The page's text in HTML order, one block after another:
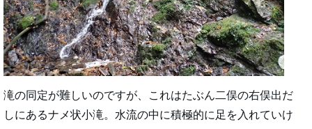
滝の同定が難しいのですが、これはたぶん二俣の右俣出だ
しにあるナメ状小滝。水流の中に積極的に足を入れていけ